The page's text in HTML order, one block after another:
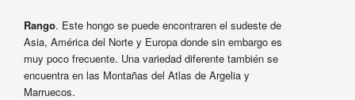
Rango. Este hongo se puede encontraren el sudeste de
Asia, América del Norte y Europa donde sin embargo es
muy poco frecuente. Una variedad diferente también se
encuentra en las Montañas del Atlas de Argelia y
Marruecos.